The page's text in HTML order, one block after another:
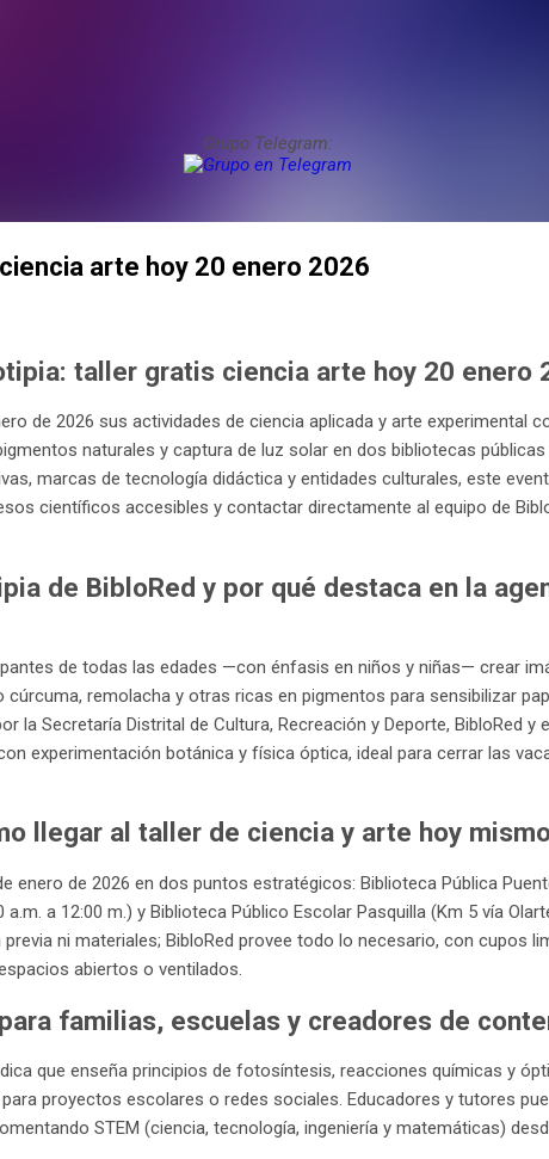
Grupo Telegram:
arte hoy 20 enero 2026
taller gratis ciencia arte hoy 20 enero
de 2026 sus actividades de ciencia aplicada y arte experimental
naturales y captura de luz solar en dos bibliotecas públicas
marcas de tecnología didáctica y entidades culturales, este
científicos accesibles y contactar directamente al equipo de
de BibloRed y por qué destaca en la
de todas las edades —con énfasis en niños y niñas— crear
remolacha y otras ricas en pigmentos para sensibilizar
la Secretaría Distrital de Cultura, Recreación y Deporte, BibloRed y
experimentación botánica y física óptica, ideal para cerrar las
llegar al taller de ciencia y arte hoy
enero de 2026 en dos puntos estratégicos: Biblioteca Pública
a 12:00 m.) y Biblioteca Público Escolar Pasquilla (Km 5 vía
previa ni materiales; BibloRed provee todo lo necesario, con cupos
abiertos o ventilados.
familias, escuelas y creadores de
que enseña principios de fotosíntesis, reacciones químicas y
proyectos escolares o redes sociales. Educadores y tutores
STEM (ciencia, tecnología, ingeniería y matemáticas)